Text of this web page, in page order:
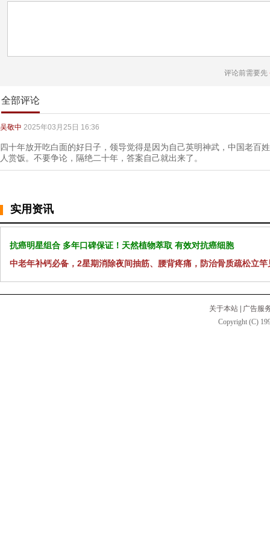
评论前需要先
全部评论
吴敬中 2025年03月25日 16:36
四十年放开吃白面的好日子，领导觉得是因为自己英明神武，中国老百
人赏饭。不要争论，隔绝二十年，答案自己就出来了。
实用资讯
抗癌明星组合 多年口碑保证！天然植物萃取 有效对抗癌细胞
中老年补钙必备，2星期消除夜间抽筋、腰背疼痛，防治骨质疏松立竿
关于本站
广告服
Copyright (C)